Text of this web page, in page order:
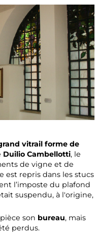
vitrail forme de
Duilio Cambellotti, le
de vigne et de
est repris dans les stucs
l’imposte du plafond
suspendu, à l'origine,
son bureau, mais
perdus.